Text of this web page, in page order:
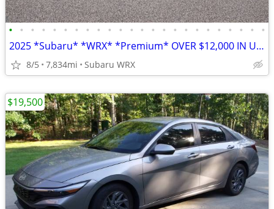
• • • • • • • • • • • • • • • • • • • • • • • •
2025 *Subaru* *WRX* *Premium* OVER $12,000 IN UPGRADES
8/5 7,834mi Subaru WRX
$19,500